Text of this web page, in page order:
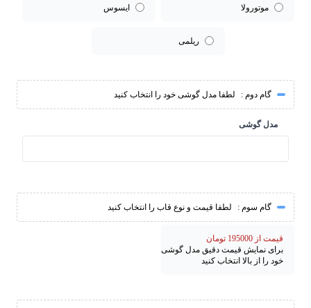
موتورولا ایسوس
ریلمی
گام دوم : لطفا مدل گوشی خود را انتخاب کنید
مدل گوشی
گام سوم : لطفا قیمت و نوع قاب را انتخاب کنید
قیمت از 195000 تومان
برای نمایش قیمت دقیق مدل گوشی
خود را از بالا انتخاب کنید